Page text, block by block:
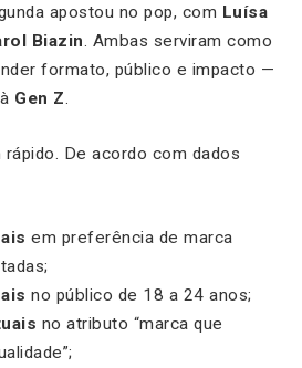
apostou no pop, com Luísa
Biazin. Ambas serviram como
formato, público e impacto —
Gen Z.
De acordo com dados
em preferência de marca
no público de 18 a 24 anos;
no atributo “marca que